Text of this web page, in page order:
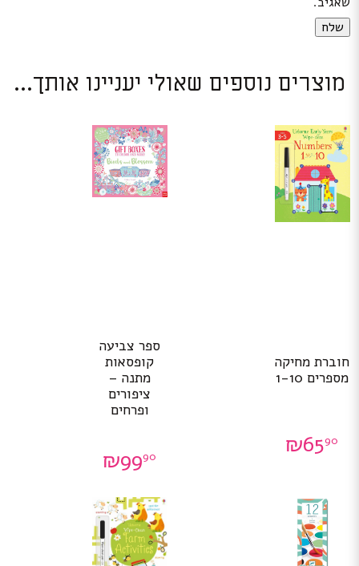
מוצרים נוספים שאולי יעניינו אותך...
חוברת מחיקה
מספרים 1-10
₪6590
ספר צביעה
קופסאות
מתנה –
ציפורים
ופרחים
₪9990